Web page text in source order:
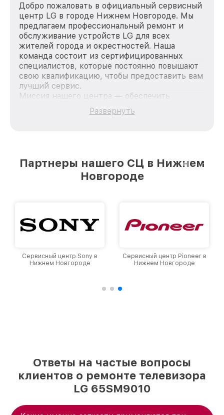
Добро пожаловать в официальный сервисный
центр LG в городе Нижнем Новгороде. Мы
предлагаем профессиональный ремонт и
обслуживание устройств LG для всех
жителей города и окрестностей. Наша
команда состоит из сертифицированных
специалистов, которые постоянно повышают
свою квалификацию, чтобы предоставить вам
лучший сервис.
Миссия нашего центра — обеспечить
качественный и доступный ремонт для
каждого пользователя продукции LG, вне
лучшим сервисным центром LG в городе
Нижнем Новгороде, постоянно повышая
Развернуть
Партнеры нашего СЦ в Нижнем
Новгороде
Сервисный центр Sony в
Нижнем Новгороде
Сервисный центр Pioneer в
Нижнем Новгороде
Ответы на частые вопросы
клиентов о ремонте телевизора
LG 65SM9010